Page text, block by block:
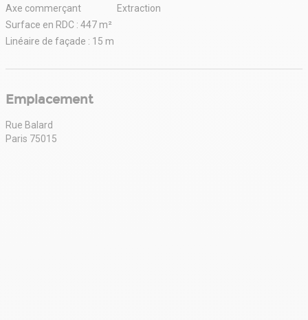
Axe commerçant
Surface en RDC : 447 m²
Linéaire de façade : 15 m
Extraction
Emplacement
Rue Balard
Paris 75015